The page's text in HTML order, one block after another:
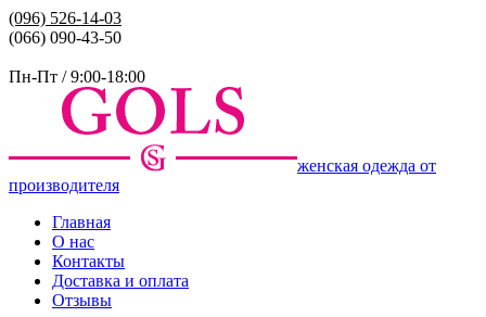
(096) 526-14-03
(066) 090-43-50
Пн-Пт / 9:00-18:00
женская одежда от
производителя
Главная
О нас
Контакты
Доставка и оплата
Отзывы